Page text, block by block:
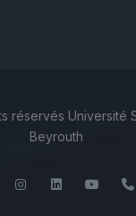
réservés Université
Beyrouth
Twitter InstagramLinkedIn